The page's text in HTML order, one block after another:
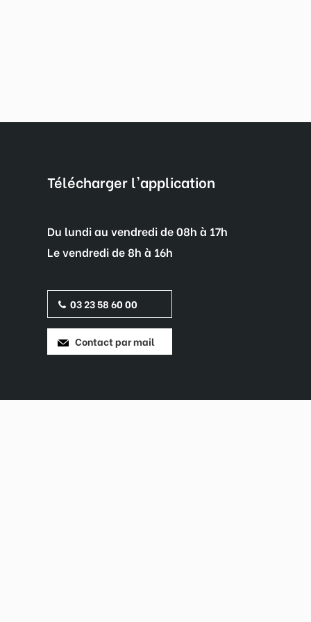
Télécharger l'application
Du lundi au vendredi de 08h à 17h
Le vendredi de 8h à 16h
03 23 58 60 00
Contact par mail